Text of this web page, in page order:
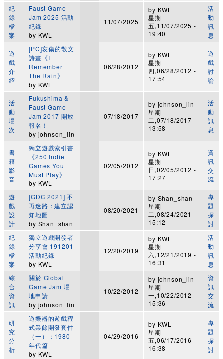
紀
錄
檔
案
Faust Game
Jam 2025 活動
紀錄
by KWL
11/07/2025
by KWL
星期
五,11/07/2025 -
19:40
活
動
訊
息
遊
戲
介
紹
[PC]哀傷的散文
詩畫《I
Remember
The Rain》
by KWL
06/28/2012
by KWL
星期
四,06/28/2012 -
17:54
遊
戲
討
論
活
動
場
次
Fukushima &
Faust Game
Jam 2017 開放
報名！
by johnson_lin
07/18/2017
by johnson_lin
星期
二,07/18/2017 -
13:58
活
動
訊
息
書
籍
影
音
獨立遊戲索引書
《250 Indie
Games You
Must Play》
by KWL
02/05/2012
by KWL
星期
日,02/05/2012 -
17:27
資
訊
交
流
遊
戲
設
計
[GDC 2021] 不
再迷路：建立認
知地圖
by Shan_shan
08/20/2021
by Shan_shan
星期
二,08/24/2021 -
15:12
專
題
探
討
紀
錄
檔
案
獨立遊戲開發者
分享會 191201
活動紀錄
by KWL
12/20/2019
by KWL
星期
六,12/21/2019 -
16:31
活
動
訊
息
綜
合
資
訊
關於 Global
Game Jam 場
地申請
by johnson_lin
10/22/2012
by johnson_lin
星期
一,10/22/2012 -
15:36
資
訊
交
流
研
究
分
析
遊樂器的遊戲程
式業餘開發套件
（一）：1980
年代篇
by KWL
04/29/2016
by KWL
星期
五,06/17/2016 -
16:38
專
題
探
討